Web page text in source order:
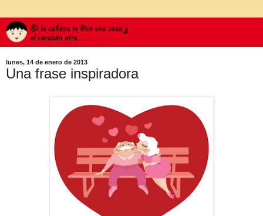
lunes, 14 de enero de 2013
Una frase inspiradora